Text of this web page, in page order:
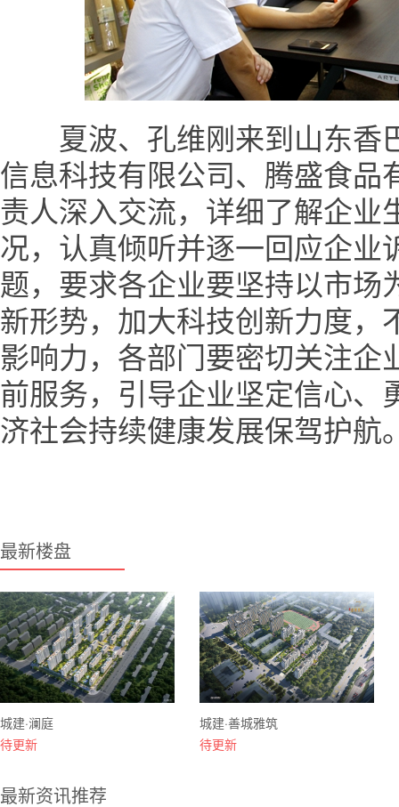
夏波、孔维刚来到山东香
信息科技有限公司、腾盛食品
责人深入交流，详细了解企业
况，认真倾听并逐一回应企业
题，要求各企业要坚持以市场
新形势，加大科技创新力度，
影响力，各部门要密切关注
前服务，引导企业坚定信心、
济社会持续健康发展保驾护航
最新楼盘
城建·澜庭
待更新
城建·善城雅筑
待更新
最新资讯推荐